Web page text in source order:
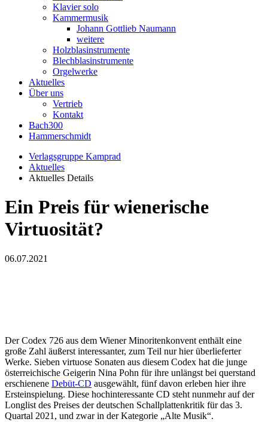
Klavier solo
Kammermusik
Johann Gottlieb Naumann
weitere
Holzblasinstrumente
Blechblasinstrumente
Orgelwerke
Aktuelles
Über uns
Vertrieb
Kontakt
Bach300
Hammerschmidt
Verlagsgruppe Kamprad
Aktuelles
Aktuelles Details
Ein Preis für wienerische
Virtuosität?
06.07.2021
Der Codex 726 aus dem Wiener Minoritenkonvent enthält eine
große Zahl äußerst interessanter, zum Teil nur hier überlieferter
Werke. Sieben virtuose Sonaten aus diesem Codex hat die junge
österreichische Geigerin Nina Pohn für ihre unlängst bei querstand
erschienene Debüt-CD ausgewählt, fünf davon erleben hier ihre
Ersteinspielung. Diese hochinteressante CD steht nunmehr auf der
Longlist des Preises der deutschen Schallplattenkritik für das 3.
Quartal 2021, und zwar in der Kategorie „Alte Musik“.